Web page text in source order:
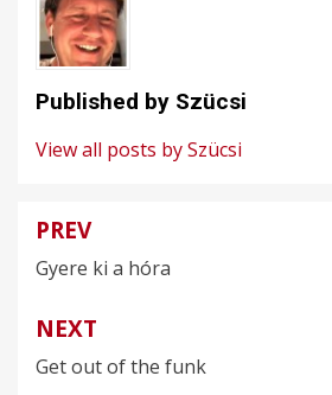
Published by Szücsi
View all posts by Szücsi
Bejegyzés
navigáció
PREV
Gyere ki a hóra
NEXT
Get out of the funk